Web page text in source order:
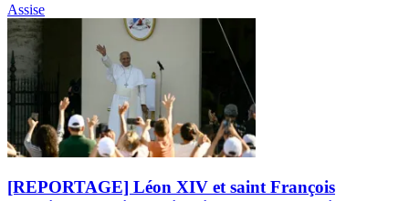
Assise
[REPORTAGE] Léon XIV et saint François